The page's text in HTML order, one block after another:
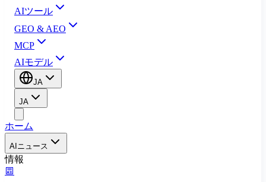
AIツール
GEO & AEO
MCP
AIモデル
JA
JA
ホーム
AIニュース
情報